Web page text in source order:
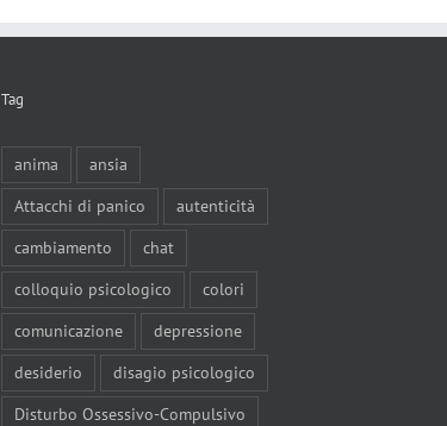
Tag
anima
ansia
Attacchi di panico
autenticità
cambiamento
chat
colloquio psicologico
colori
comunicazione
depressione
desiderio
disagio psicologico
Disturbo Ossessivo-Compulsivo